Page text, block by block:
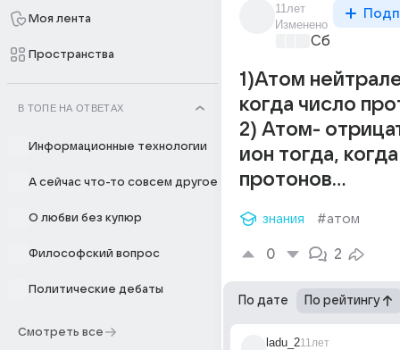
Моя лента
Пространства
В ТОПЕ НА ОТВЕТАХ
Информационные технологии
А сейчас что-то совсем другое
О любви без купюр
Философский вопрос
Политические дебаты
Смотреть все
11лет
Изменено
Сборная
1)Атом
когда число
2) Атом-
ион тогда,
протонов...
знания #атом
0 2
По дате По рейтингу
ladu_211лет